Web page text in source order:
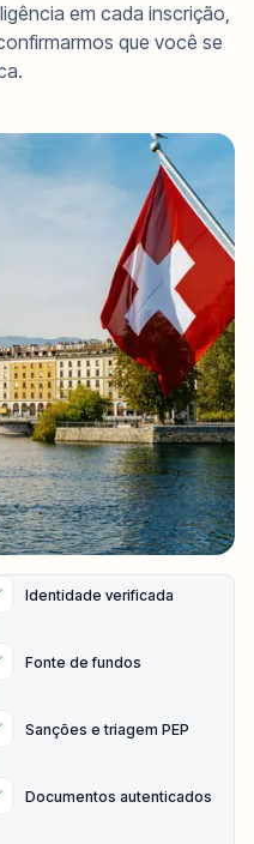
em cada inscrição,
que você se
Identidade verificada
Fonte de fundos
Sanções e triagem PEP
Documentos autenticados